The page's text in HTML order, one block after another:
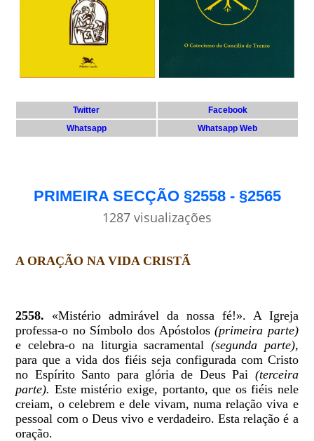
Twitter
Facebook
Whatsapp
Whatsapp Web
PRIMEIRA SECÇÃO §2558 - §2565
1287 visualizações
A ORAÇÃO NA VIDA CRISTÃ
2558. «Mistério admirável da nossa fé!». A Igreja
professa-o no Símbolo dos Apóstolos(primeira parte)
e celebra-o na liturgia sacramental (segunda parte),
para que a vida dos fiéis seja configurada com Cristo
no Espírito Santo para glória de Deus Pai (terceira
parte). Este mistério exige, portanto, que os fiéis nele
creiam, o celebrem e dele vivam, numa relação viva e
pessoal com o Deus vivo e verdadeiro. Esta relação é a
oração.